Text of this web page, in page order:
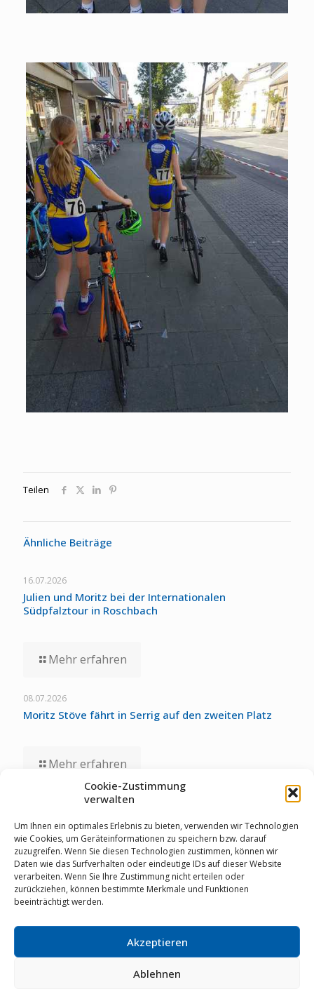
Cookie-Zustimmung
verwalten
Um Ihnen ein optimales Erlebnis zu bieten, verwenden wir Technologien
wie Cookies, um Geräteinformationen zu speichern bzw. darauf
zuzugreifen. Wenn Sie diesen Technologien zustimmen, können wir
Daten wie das Surfverhalten oder eindeutige IDs auf dieser Website
verarbeiten. Wenn Sie Ihre Zustimmung nicht erteilen oder
zurückziehen, können bestimmte Merkmale und Funktionen
beeinträchtigt werden.
Akzeptieren
Ablehnen
Teilen
Ähnliche Beiträge
16.07.2026
Julien und Moritz bei der Internationalen
Südpfalztour in Roschbach
Mehr erfahren
08.07.2026
Moritz Stöve fährt in Serrig auf den zweiten Platz
Mehr erfahren
Staubwolke-U17 zollt unglücklichen Umständen bei
Deutschen Meisterschaften Tribut
Mehr erfahren
© RSV Staubwolke Refrath 1952 e.V. |
Cookie Richtlinie|Impressum|Mitglieder-Login|
02204
info@staubwolke-refrath.de